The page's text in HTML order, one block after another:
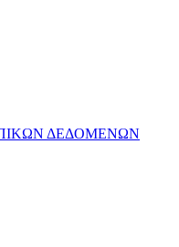
ΔΕΔΟΜΕΝΩΝ